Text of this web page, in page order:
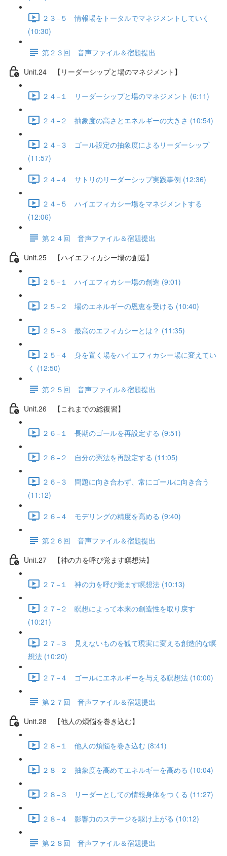
２３−５ 情報場をトータルでマネジメントしていく
(10:30)
第２３回 音声ファイル＆宿題提出
Unit.24 【リーダーシップと場のマネジメント】
２４−１ リーダーシップと場のマネジメント (6:11)
２４−２ 抽象度の高さとエネルギーの大きさ (10:54)
２４−３ ゴール設定の抽象度によるリーダーシップ
(11:57)
２４−４ サトリのリーダーシップ実践事例 (12:36)
２４−５ ハイエフィカシー場をマネジメントする
(12:06)
第２４回 音声ファイル＆宿題提出
Unit.25 【ハイエフィカシー場の創造】
２５−１ ハイエフィカシー場の創造 (9:01)
２５−２ 場のエネルギーの恩恵を受ける (10:40)
２５−３ 最高のエフィカシーとは？ (11:35)
２５−４ 身を置く場をハイエフィカシー場に変えてい
く (12:50)
第２５回 音声ファイル＆宿題提出
Unit.26 【これまでの総復習】
２６−１ 長期のゴールを再設定する (9:51)
２６−２ 自分の憲法を再設定する (11:05)
２６−３ 問題に向き合わず、常にゴールに向き合う
(11:12)
２６−４ モデリングの精度を高める (9:40)
第２６回 音声ファイル＆宿題提出
Unit.27 【神の力を呼び覚ます瞑想法】
２７−１ 神の力を呼び覚ます瞑想法 (10:13)
２７−２ 瞑想によって本来の創造性を取り戻す
(10:21)
２７−３ 見えないものを観て現実に変える創造的な瞑
想法 (10:20)
２７−４ ゴールにエネルギーを与える瞑想法 (10:00)
第２７回 音声ファイル＆宿題提出
Unit.28 【他人の煩悩を巻き込む】
２８−１ 他人の煩悩を巻き込む (8:41)
２８−２ 抽象度を高めてエネルギーを高める (10:04)
２８−３ リーダーとしての情報身体をつくる (11:27)
２８−４ 影響力のステージを駆け上がる (10:12)
第２８回 音声ファイル＆宿題提出